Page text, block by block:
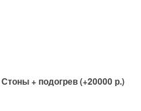
Стоны + подогрев (+20000 р.)